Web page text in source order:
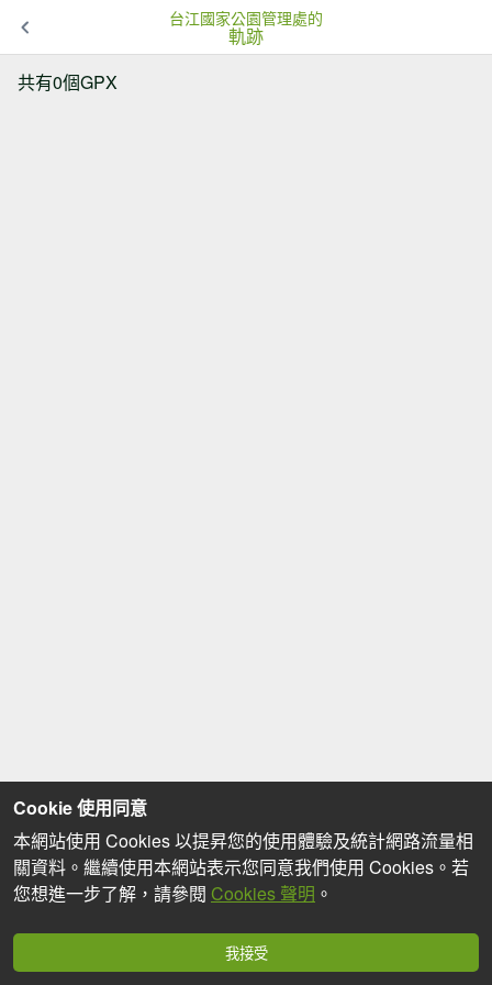
台江國家公園管理處的
軌跡
共有0個GPX
Cookie 使用同意
本網站使用 Cookies 以提昇您的使用體驗及統計網路流量相
關資料。繼續使用本網站表示您同意我們使用 Cookies。若
您想進一步了解，請參閱 Cookies 聲明 。
我接受